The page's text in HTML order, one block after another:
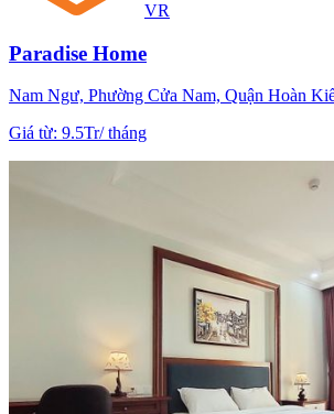
VR
Paradise Home
Nam Ngư, Phường Cửa Nam, Quận Hoàn
Giá từ: 9.5Tr/tháng